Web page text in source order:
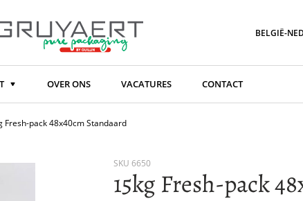
Taal
BELGIË-
OVER ONS VACATURES CONTACT
Fresh-pack 48x40cm Standaard
SKU6650
15kg Fresh-pack